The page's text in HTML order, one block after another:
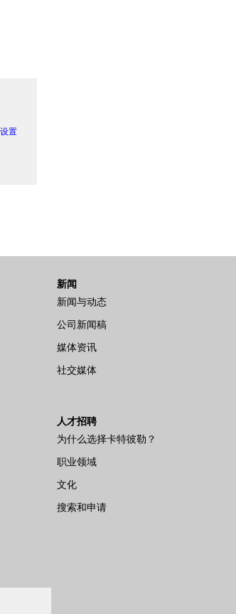
置
新闻
新闻与动态
公司新闻稿
媒体资讯
社交媒体
人才招聘
为什么选择卡特彼勒？
职业领域
文化
搜索和申请